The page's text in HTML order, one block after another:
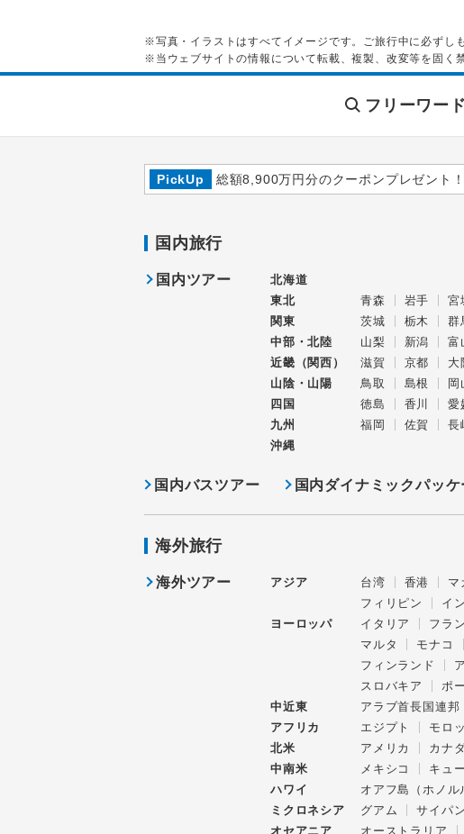
※写真・イラストはすべてイメージです。ご旅行中に必ずし
※当ウェブサイトの情報について転載、複製、改変等を固く禁
フリーワー
PickUp 総額8,900万円分のクーポンプレゼント
国内旅行
国内ツアー
北海道
東北
青森 岩手 宮
関東
茨城 栃木 群
中部・北陸
山梨 新潟 富
近畿（関西）
滋賀 京都 大
山陰・山陽
鳥取 島根 岡
四国
徳島 香川 愛
九州
福岡 佐賀 長
沖縄
国内バスツアー 国内ダイナミックパッケ
海外旅行
海外ツアー アジア 台湾 香港 マ
フィリピン
イ
ヨーロッパ
イタリア フラ
マルタ
モナコ
フィンランド
スロバキア
ポ
中近東
アラブ首長国連邦
アフリカ
エジプト モロ
北米
アメリカ
カナ
中南米
メキシコ キュ
ハワイ
オアフ島（ホノル
ミクロネシア
グアム サイパン
オセアニア
オーストラリア